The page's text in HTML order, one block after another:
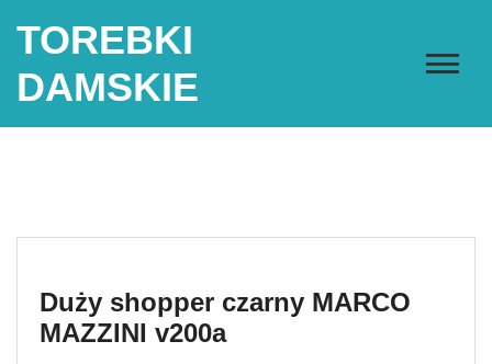
TOREBKI
DAMSKIE
Duży shopper czarny MARCO
MAZZINI v200a